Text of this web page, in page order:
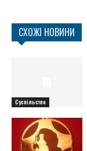
СХОЖІ НОВИНИ
Суспільство